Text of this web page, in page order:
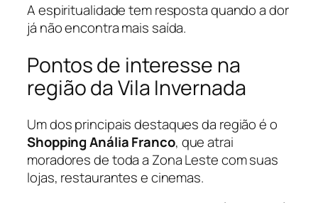
A espiritualidade tem resposta quando a dor
já não encontra mais saída.
Pontos de interesse na
região da Vila Invernada
Um dos principais destaques da região é o
Shopping Anália Franco, que atrai
moradores de toda a Zona Leste com suas
lojas, restaurantes e cinemas.